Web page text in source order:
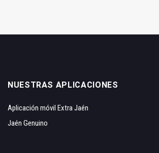
NUESTRAS APLICACIONES
Aplicación móvil Extra Jaén
Jaén Genuino